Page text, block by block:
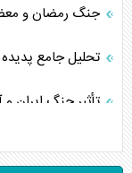
جنگ رمضان و
تحلیل جامع
تأثیر جنگ ایران و
تخریب پل‌ها در